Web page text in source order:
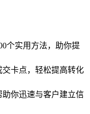
个实用方法，助你提
交卡点，轻松提高转化
助你迅速与客户建立信